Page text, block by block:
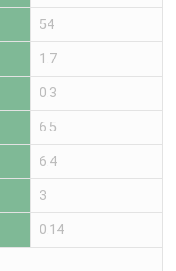
54
1.7
0.3
6.5
6.4
3
0.14